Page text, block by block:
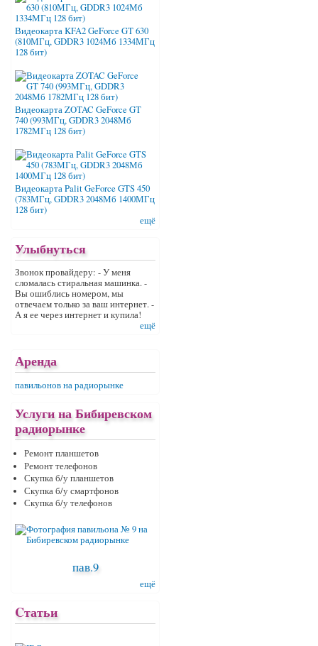
Видеокарта KFA2 GeForce GT 630
(810МГц, GDDR3 1024Мб 1334МГц
128 бит)
Видеокарта ZOTAC GeForce GT
740 (993МГц, GDDR3 2048Мб
1782МГц 128 бит)
Видеокарта Palit GeForce GTS 450
(783МГц, GDDR3 2048Мб 1400МГц
128 бит)
ещё
Улыбнуться
Звонок провайдеру: - У меня
сломалась стиральная машинка. -
Вы ошиблись номером, мы
отвечаем только за ваш интернет. -
А я ее через интернет и купила!
ещё
Аренда
павильонов на радиорынке
Услуги на Бибиревском
радиорынке
Ремонт планшетов
Ремонт телефонов
Скупка б/у планшетов
Скупка б/у смартфонов
Скупка б/у телефонов
пав.9
ещё
Cтатьи